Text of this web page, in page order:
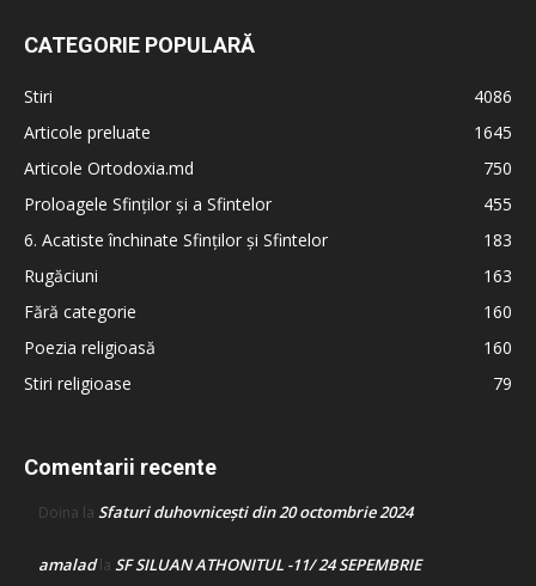
CATEGORIE POPULARĂ
Stiri
4086
Articole preluate
1645
Articole Ortodoxia.md
750
Proloagele Sfinților și a Sfintelor
455
6. Acatiste închinate Sfinților și Sfintelor
183
Rugăciuni
163
Fără categorie
160
Poezia religioasă
160
Stiri religioase
79
Comentarii recente
Doina la Sfaturi duhovnicești din 20 octombrie 2024
amaladla SF SILUAN ATHONITUL -11/ 24 SEPEMBRIE